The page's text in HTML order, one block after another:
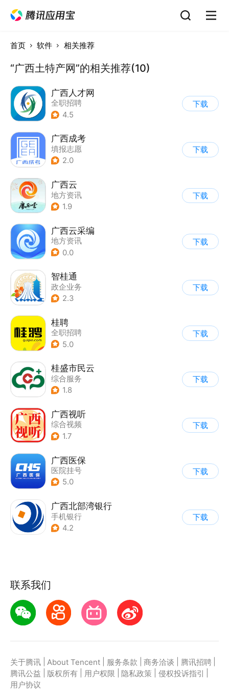
首页 软件 相关推荐
“广西土特产网”的相关推荐(10)
广西人才网
全职招聘
4.5
下载
广西成考
填报志愿
2.0
下载
广西云
地方资讯
1.9
下载
广西云采编
地方资讯
0.0
下载
智桂通
政企业务
2.3
下载
桂聘
全职招聘
5.0
下载
桂盛市民云
综合服务
1.8
下载
广西视听
综合视频
1.7
下载
广西医保
医院挂号
5.0
下载
广西北部湾银行
手机银行
4.2
下载
联系我们
关于腾讯 About Tencent 服务条款 商务洽谈 腾讯招聘
腾讯公益
版权所有 用户权限 隐私政策 侵权投诉指引
用户协议